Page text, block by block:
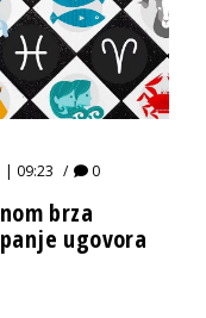
| 09:23 0
brza
ugovora